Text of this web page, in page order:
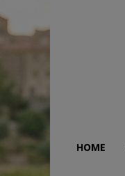
HOME